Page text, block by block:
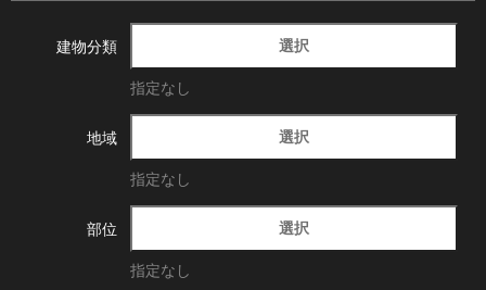
建物分類 選択
指定なし
地域 選択
指定なし
部位 選択
指定なし